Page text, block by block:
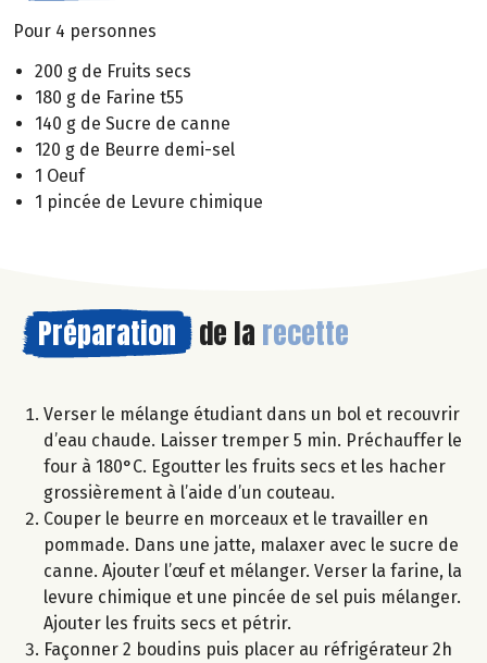
Pour 4 personnes
200 g de Fruits secs
180 g de Farine t55
140 g de Sucre de canne
120 g de Beurre demi-sel
1 Oeuf
1 pincée de Levure chimique
Préparation de la recette
Verser le mélange étudiant dans un bol et recouvrir
d’eau chaude. Laisser tremper 5 min. Préchauffer le
four à 180°C. Egoutter les fruits secs et les hacher
grossièrement à l’aide d’un couteau.
Couper le beurre en morceaux et le travailler en
pommade. Dans une jatte, malaxer avec le sucre de
canne. Ajouter l’œuf et mélanger. Verser la farine, la
levure chimique et une pincée de sel puis mélanger.
Ajouter les fruits secs et pétrir.
Façonner 2 boudins puis placer au réfrigérateur 2h